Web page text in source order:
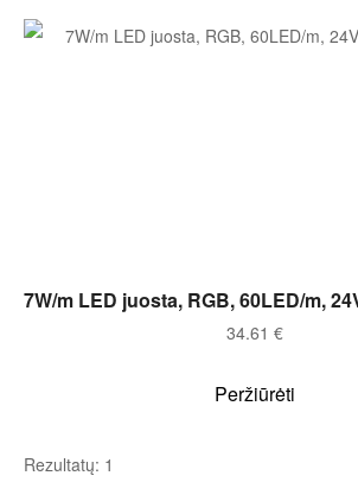
Į KREPŠELĮ
7W/m LED juosta, RGB, 60LED/m,
34.61 €
Peržiūrėti
Rezultatų: 1